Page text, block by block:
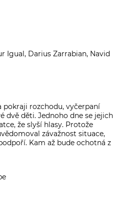
Igual, Darius Zarrabian, Navid
pokraji rozchodu, vyčerpaní
dvě děti. Jednoho dne se jejich
že slyší hlasy. Protože
závažnost situace,
Kam až bude ochotná z